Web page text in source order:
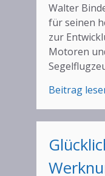
Walter
für seinen
zur
Motoren
Beitrag